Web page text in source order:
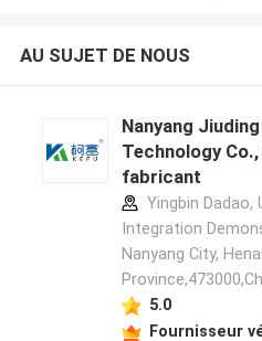
AU SUJET DE NOUS
Nanyang
Technology
fabricant
Yingbin Dadao,
Integration
Nanyang City,
5.0
Fournisseur